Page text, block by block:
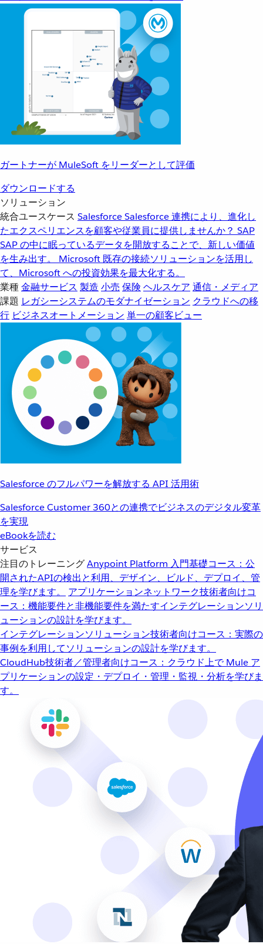
ガートナーが MuleSoft をリーダーとして評価
ダウンロードする
ソリューション
統合ユースケース SalesforceSalesforce 連携により、進化し
たエクスペリエンスを顧客や従業員に提供しませんか？ SAP
SAP の中に眠っているデータを開放することで、新しい価値
を生み出す。
Microsoft 既存の接続ソリューションを活用し
て、Microsoft への投資効果を最大化する。
業種金融サービス 製造 小売 保険 ヘルスケア 通信・メディア
課題 レガシーシステムのモダナイゼーション クラウドへの移
行 ビジネスオートメーション 単一の顧客ビュー
Salesforce のフルパワーを解放する API 活用術
Salesforce Customer 360との連携でビジネスのデジタル変革
を実現
eBookを読む
サービス
注目のトレーニングAnypoint Platform 入門基礎コース：公
開されたAPIの検出と利用、デザイン、ビルド、デプロイ、管
理を学びます。
アプリケーションネットワーク技術者向けコ
ース：機能要件と非機能要件を満たすインテグレーションソリ
ューションの設計を学びます。
インテグレーションソリューション技術者向けコース：実際の
事例を利用してソリューションの設計を学びます。
CloudHub技術者／管理者向けコース：クラウド上で Mule ア
プリケーションの設定・デプロイ・管理・監視・分析を学びま
す。